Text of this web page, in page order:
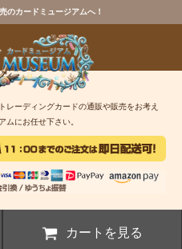
のカードミュージアムへ！
レーディングカードの通販や販売をお考え
ムにお任せ下さい。
カートを見る